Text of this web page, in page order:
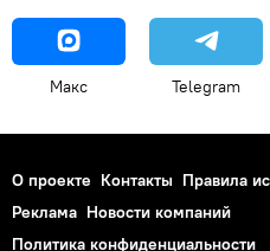
Макс Telegram
О проекте Контакты Правила
Реклама Новости компаний
Политика конфиденциальности